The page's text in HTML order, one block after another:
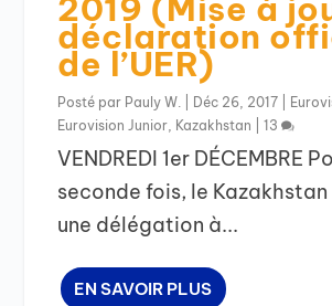
2019 (Mise à
déclaration
de l’UER)
Posté par Pauly W. Déc 26, 2017
Eurovision Junior Kazakhstan |13
VENDREDI 1er DÉCEMBRE
seconde fois, le Kazakhstan
une délégation à...
EN SAVOIR PLUS